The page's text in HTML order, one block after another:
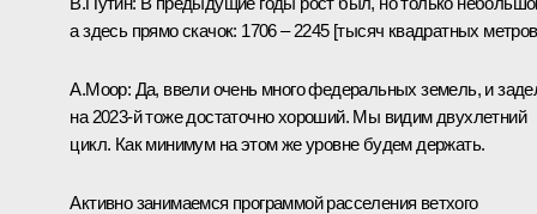
а здесь прямо скачок: 1706 – 2245 [тысяч квадратных
А.Моор: Да, ввели очень много федеральных земель, и
на 2023-й тоже достаточно хороший. Мы видим двухлетний
цикл. Как минимум на этом же уровне будем держать.
Активно занимаемся программой расселения ветхого